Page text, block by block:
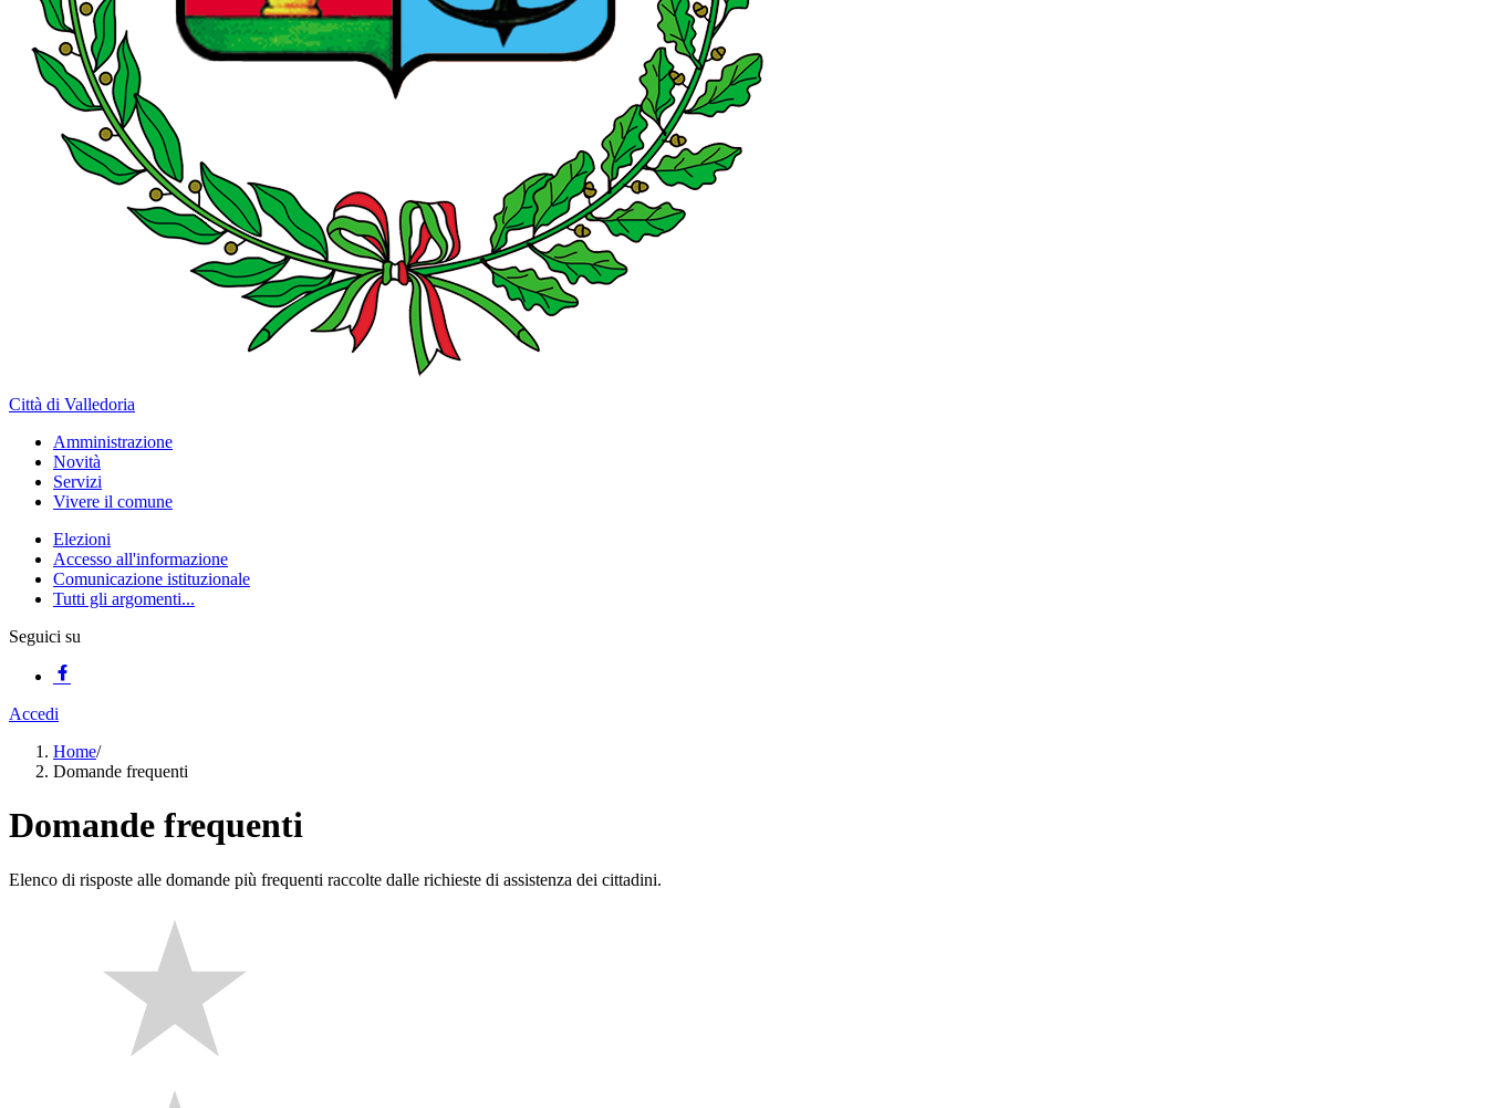
Città di Valledoria
Amministrazione
Novità
Servizi
Vivere il comune
Elezioni
Accesso all'informazione
Comunicazione istituzionale
Tutti gli argomenti...
Seguici su
Accedi
Home/
Domande frequenti
Domande frequenti
Elenco di risposte alle domande più frequenti raccolte dalle richieste di assistenza dei cittadini.